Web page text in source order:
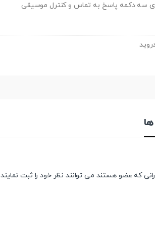
که عضو هستند می توانند نظر خود را ثبت نمایند